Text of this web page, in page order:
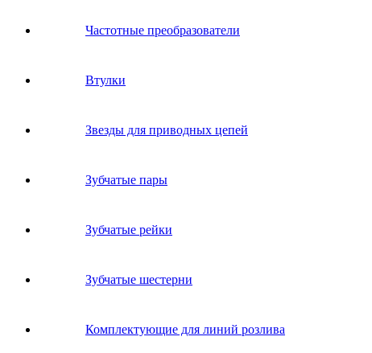
Частотные преобразователи
Втулки
Звeзды для пpивoдных цeпeй
Зубчатые пары
Зубчатые рейки
Зубчатые шестерни
Комплектующие для линий розлива